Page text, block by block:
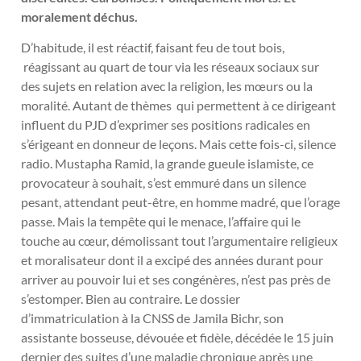
moralement déchus.
D’habitude, il est réactif, faisant feu de tout bois,
réagissant au quart de tour via les réseaux sociaux sur
des sujets en relation avec la religion, les mœurs ou la
moralité. Autant de thèmes qui permettent à ce dirigeant
influent du PJD d’exprimer ses positions radicales en
s’érigeant en donneur de leçons. Mais cette fois-ci, silence
radio. Mustapha Ramid, la grande gueule islamiste, ce
provocateur à souhait, s’est emmuré dans un silence
pesant, attendant peut-être, en homme madré, que l’orage
passe. Mais la tempête qui le menace, l’affaire qui le
touche au cœur, démolissant tout l’argumentaire religieux
et moralisateur dont il a excipé des années durant pour
arriver au pouvoir lui et ses congénères, n’est pas près de
s’estomper. Bien au contraire. Le dossier
d’immatriculation à la CNSS de Jamila Bichr, son
assistante bosseuse, dévouée et fidèle, décédée le 15 juin
dernier des suites d’une maladie chronique après une